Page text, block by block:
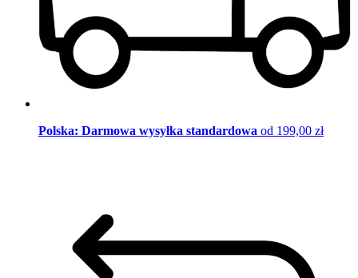
Polska: Darmowa wysyłka standardowa od 199,00 zł